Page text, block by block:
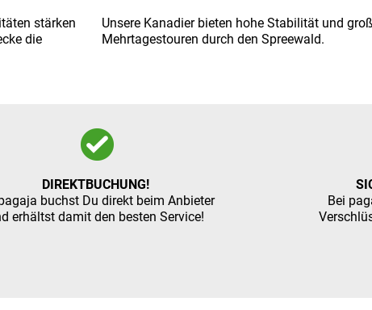
stärken
die
Unsere Kanadier bieten hohe Stabilität und
Mehrtagestouren durch den Spreewald.
DIREKTBUCHUNG!
buchst Du direkt beim Anbieter
erhältst damit den besten Service!
Bei